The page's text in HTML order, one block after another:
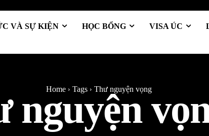
VÀ SỰ KIỆN HỌC BỔNG VISA ÚC
Home Tags Thư nguyện vọng
nguyện